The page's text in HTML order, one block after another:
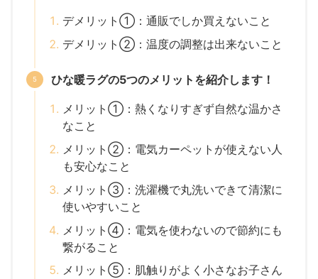
デメリット①：通販でしか買えないこと
デメリット②：温度の調整は出来ないこと
ひな暖ラグの5つのメリットを紹介します！
メリット①：熱くなりすぎず自然な温かさ
なこと
メリット②：電気カーペットが使えない人
も安心なこと
メリット③：洗濯機で丸洗いできて清潔に
使いやすいこと
メリット④：電気を使わないので節約にも
繋がること
メリット⑤：肌触りがよく小さなお子さん